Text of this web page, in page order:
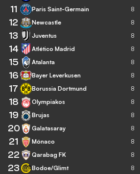
11
Paris Saint-Germain 8
12 Newcastle 8
13 Juventus 8
14 Atlético Madrid 8
15 Atalanta 8
16 Bayer Leverkusen 8
17 Borussia Dortmund 8
18 Olympiakos 8
19 Brujas 8
20 Galatasaray 8
21 Mónaco 8
22 Qarabag FK 8
23 Bodoe/Glimt 8